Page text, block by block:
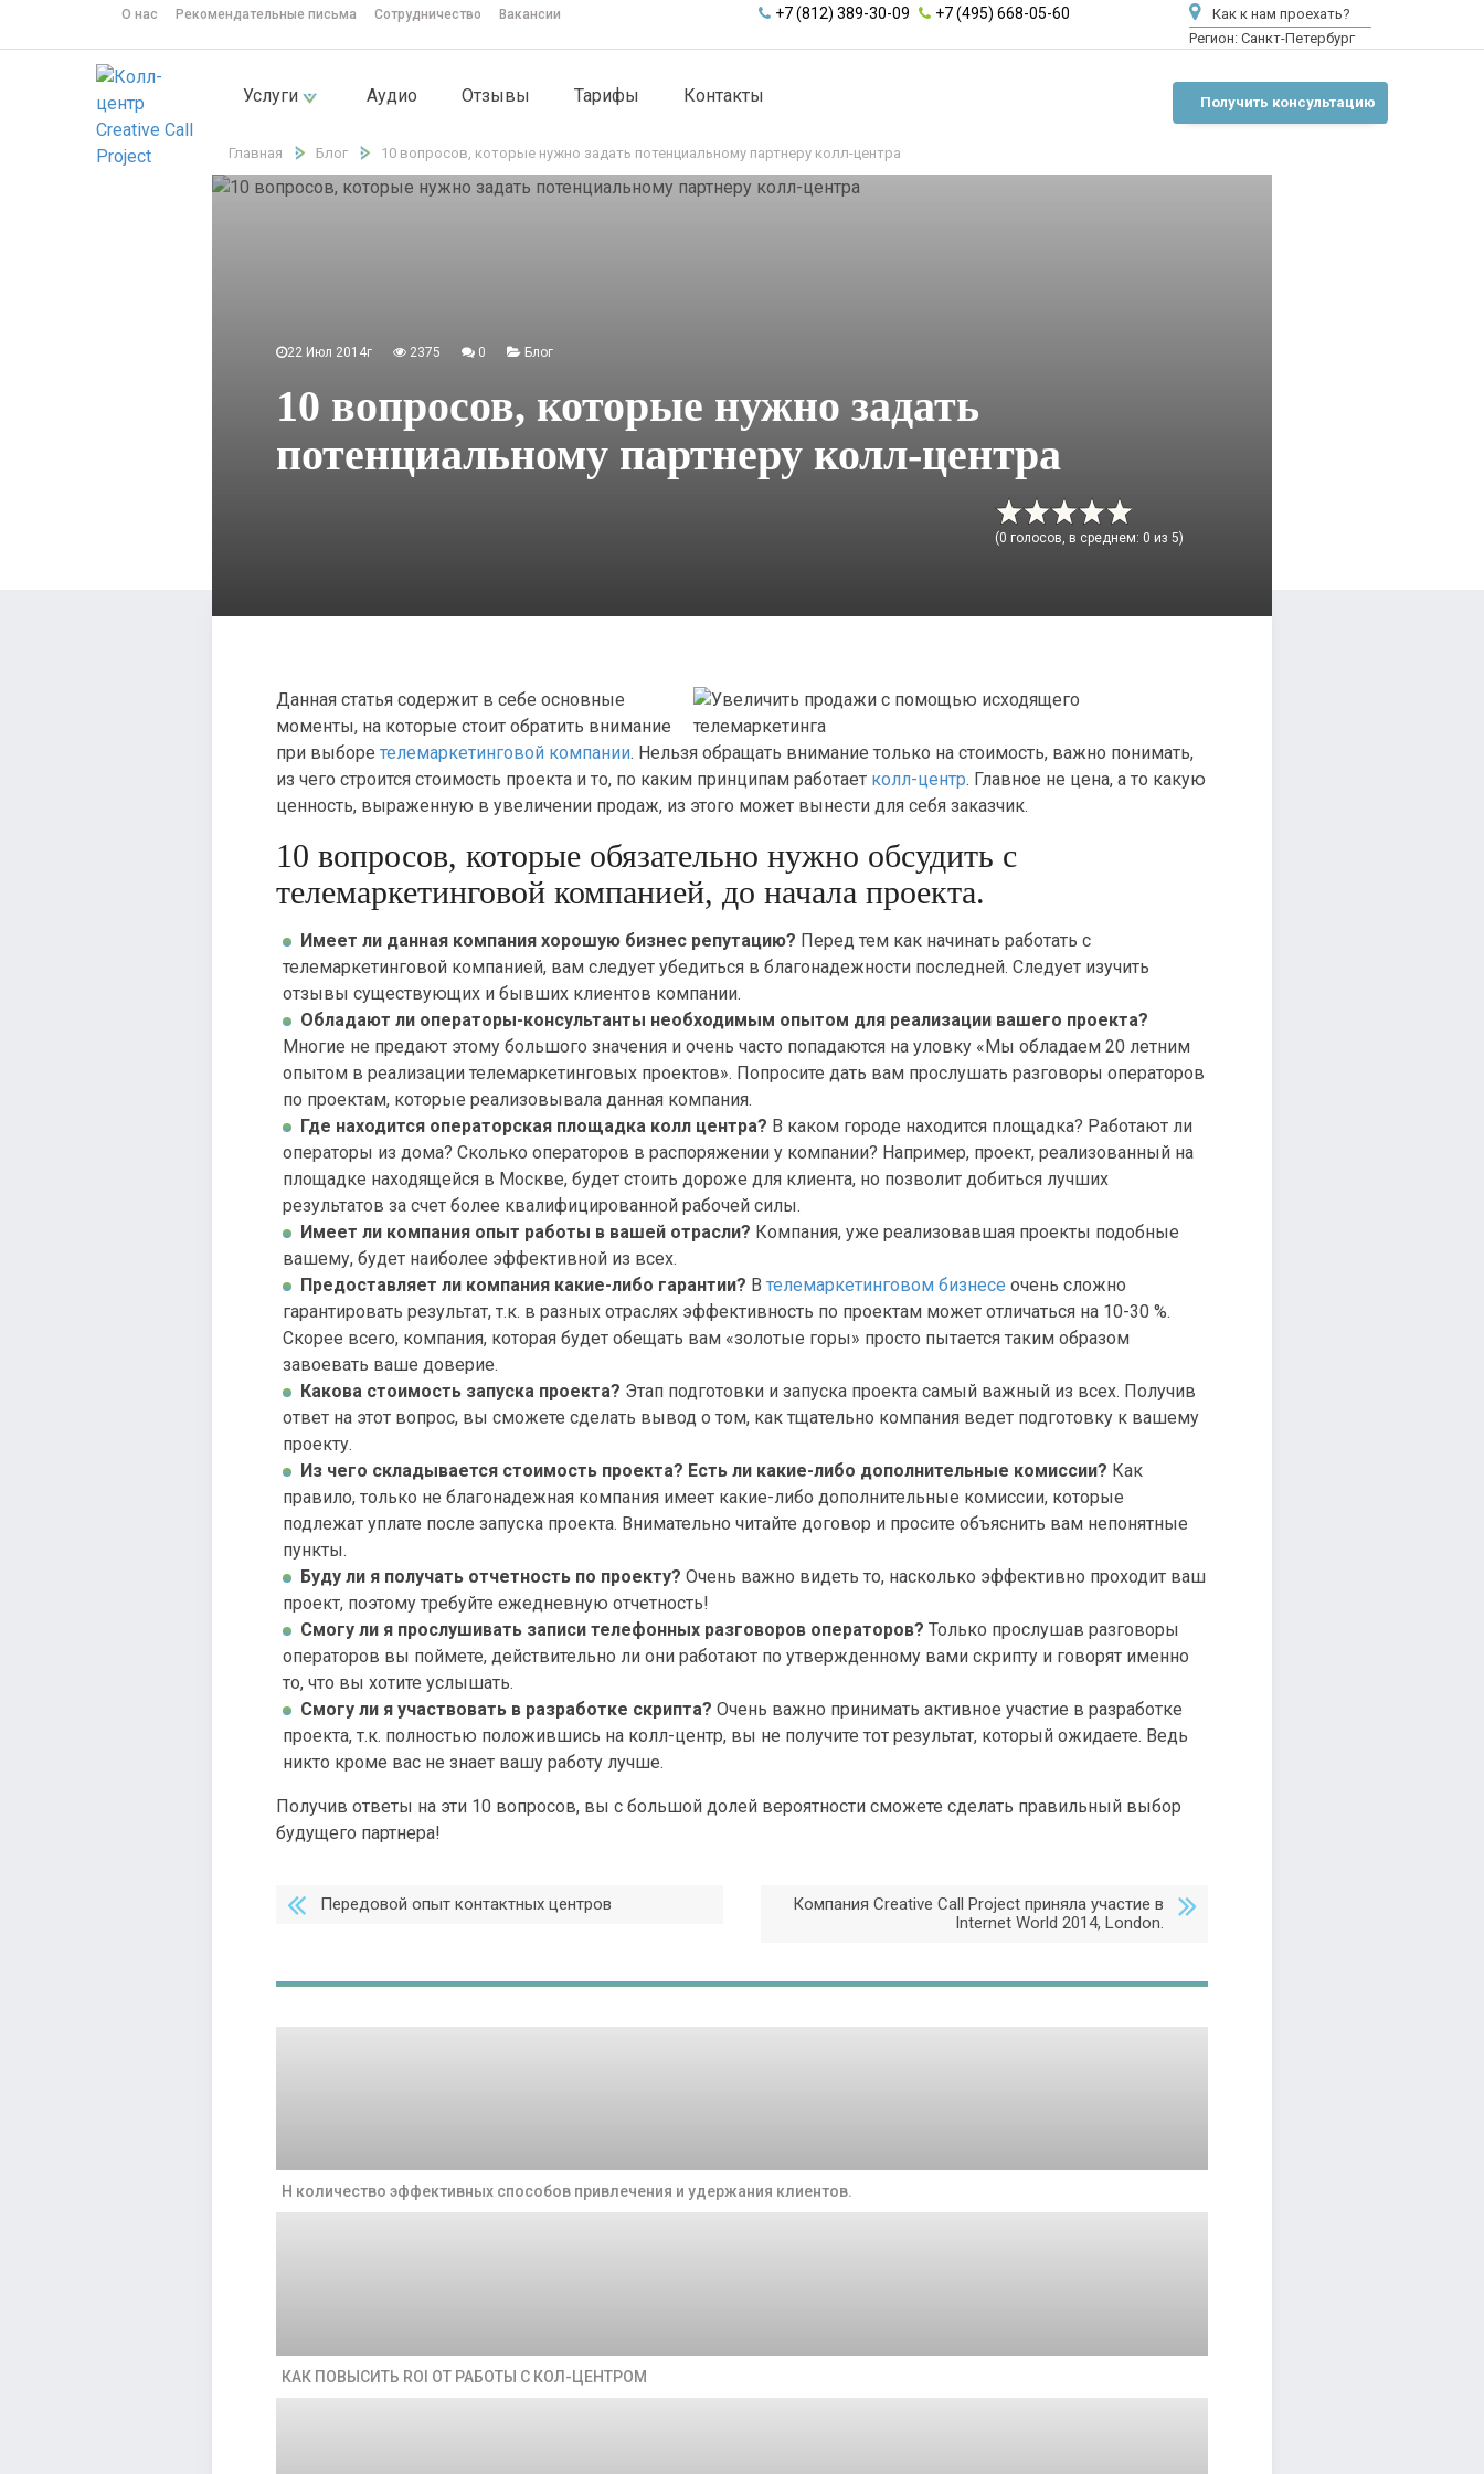
О нас Рекомендательные письма Сотрудничество Вакансии +7 (812) 389-30-09 +7 (495) 668-05-60
Как к нам проехать?
Регион: Санкт-Петербург
Услуги Аудио Отзывы Тарифы Контакты Получить консультацию
Главная Блог 10 вопросов, которые нужно задать потенциальному партнеру колл-центра
22 Июл 2014г 2375 0 Блог
10 вопросов, которые нужно задать
потенциальному партнеру колл-центра
(0 голосов, в среднем: 0 из 5)
Данная статья содержит в себе основные
моменты, на которые стоит обратить внимание
при выборе телемаркетинговой компании. Нельзя обращать внимание только на стоимость, важно понимать,
из чего строится стоимость проекта и то, по каким принципам работает колл-центр. Главное не цена, а то какую
ценность, выраженную в увеличении продаж, из этого может вынести для себя заказчик.
10 вопросов, которые обязательно нужно обсудить с
телемаркетинговой компанией, до начала проекта.
Имеет ли данная компания хорошую бизнес репутацию? Перед тем как начинать работать с
телемаркетинговой компанией, вам следует убедиться в благонадежности последней. Следует изучить
отзывы существующих и бывших клиентов компании.
Обладают ли операторы-консультанты необходимым опытом для реализации вашего проекта?
Многие не предают этому большого значения и очень часто попадаются на уловку «Мы обладаем 20 летним
опытом в реализации телемаркетинговых проектов». Попросите дать вам прослушать разговоры операторов
по проектам, которые реализовывала данная компания.
Где находится операторская площадка колл центра? В каком городе находится площадка? Работают ли
операторы из дома? Сколько операторов в распоряжении у компании? Например, проект, реализованный на
площадке находящейся в Москве, будет стоить дороже для клиента, но позволит добиться лучших
результатов за счет более квалифицированной рабочей силы.
Имеет ли компания опыт работы в вашей отрасли? Компания, уже реализовавшая проекты подобные
вашему, будет наиболее эффективной из всех.
Предоставляет ли компания какие-либо гарантии? В телемаркетинговом бизнесе очень сложно
гарантировать результат, т.к. в разных отраслях эффективность по проектам может отличаться на 10-30 %.
Скорее всего, компания, которая будет обещать вам «золотые горы» просто пытается таким образом
завоевать ваше доверие.
Какова стоимость запуска проекта? Этап подготовки и запуска проекта самый важный из всех. Получив
ответ на этот вопрос, вы сможете сделать вывод о том, как тщательно компания ведет подготовку к вашему
проекту.
Из чего складывается стоимость проекта? Есть ли какие-либо дополнительные комиссии? Как
правило, только не благонадежная компания имеет какие-либо дополнительные комиссии, которые
подлежат уплате после запуска проекта. Внимательно читайте договор и просите объяснить вам непонятные
пункты.
Буду ли я получать отчетность по проекту? Очень важно видеть то, насколько эффективно проходит ваш
проект, поэтому требуйте ежедневную отчетность!
Смогу ли я прослушивать записи телефонных разговоров операторов? Только прослушав разговоры
операторов вы поймете, действительно ли они работают по утвержденному вами скрипту и говорят именно
то, что вы хотите услышать.
Смогу ли я участвовать в разработке скрипта? Очень важно принимать активное участие в разработке
проекта, т.к. полностью положившись на колл-центр, вы не получите тот результат, который ожидаете. Ведь
никто кроме вас не знает вашу работу лучше.
Получив ответы на эти 10 вопросов, вы с большой долей вероятности сможете сделать правильный выбор
будущего партнера!
Компания Creative Call Project приняла участие в
Internet World 2014, London.
Передовой опыт контактных центров
Н количество эффективных способов привлечения и удержания клиентов.
КАК ПОВЫСИТЬ ROI ОТ РАБОТЫ С КОЛ-ЦЕНТРОМ